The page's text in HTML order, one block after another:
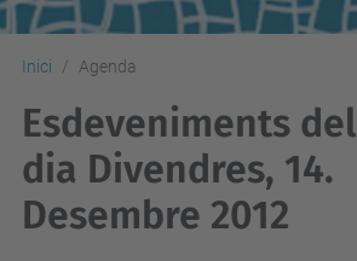
Inici Agenda
Esdeveniments del
dia Divendres, 14.
Desembre 2012